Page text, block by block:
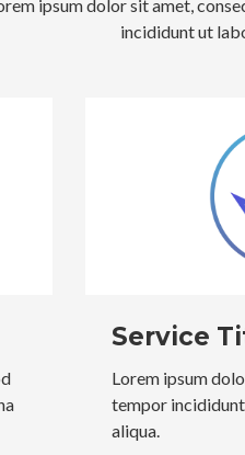
ipsum dolor sit amet,
incididunt ut
Service
Lorem ipsum
tempor
aliqua.